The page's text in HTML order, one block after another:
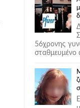
56χρονης
σταθμευμένο